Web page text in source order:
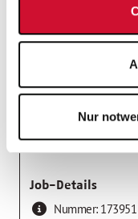
Nur
AWO Kreisverband
Job-Details
Nummer: 173951